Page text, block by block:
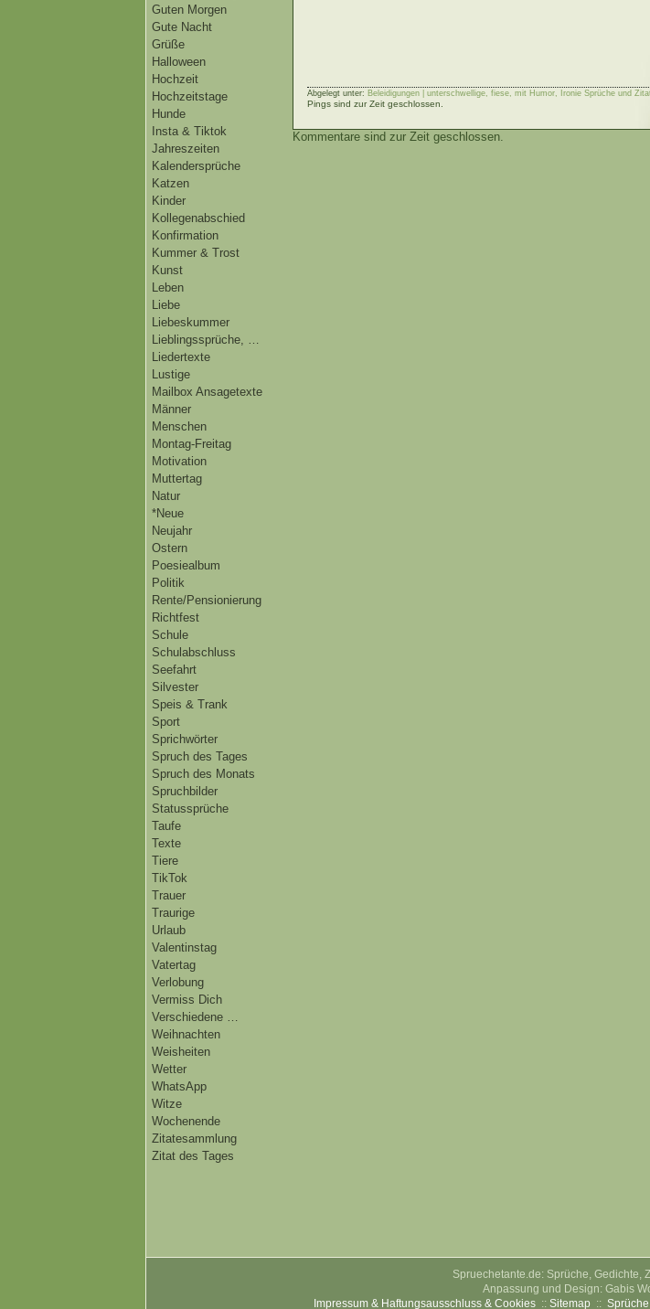
Guten Morgen
Gute Nacht
Grüße
Halloween
Hochzeit
Hochzeitstage
Hunde
Insta & Tiktok
Jahreszeiten
Kalendersprüche
Katzen
Kinder
Kollegenabschied
Konfirmation
Kummer & Trost
Kunst
Leben
Liebe
Liebeskummer
Lieblingssprüche, …
Liedertexte
Lustige
Mailbox Ansagetexte
Männer
Menschen
Montag-Freitag
Motivation
Muttertag
Natur
*Neue
Neujahr
Ostern
Poesiealbum
Politik
Rente/Pensionierung
Richtfest
Schule
Schulabschluss
Seefahrt
Silvester
Speis & Trank
Sport
Sprichwörter
Spruch des Tages
Spruch des Monats
Spruchbilder
Statussprüche
Taufe
Texte
Tiere
TikTok
Trauer
Traurige
Urlaub
Valentinstag
Vatertag
Verlobung
Vermiss Dich
Verschiedene …
Weihnachten
Weisheiten
Wetter
WhatsApp
Witze
Wochenende
Zitatesammlung
Zitat des Tages
Abgelegt unter: Beleidigungen | unterschwellige, fiese, mit Humor, Ironie Sprüche und
Pings sind zur Zeit geschlossen.
Kommentare sind zur Zeit geschlossen.
Spruechetante.de: Sprüche, Gedichte,
Anpassung und Design: Gabis
Impressum & Haftungsausschluss & Cookies:: Sitemap ::